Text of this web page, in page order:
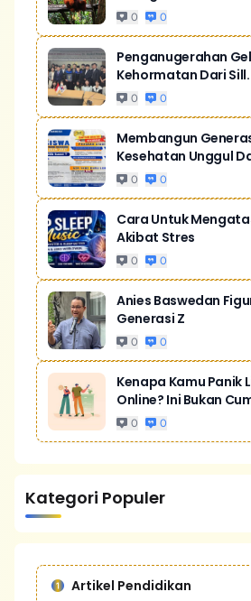
0 0
Penganugerahan
Kehormatan Dari
0 0
Membangun
Kesehatan Unggul
0 0
Cara Untuk
Akibat Stres
0 0
Anies Baswedan
Generasi Z
0 0
Kenapa Kamu Panik
Online? Ini Bukan
0 0
Kategori Populer
Artikel Pendidikan